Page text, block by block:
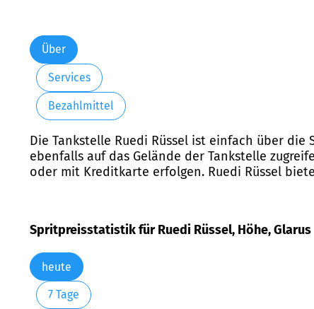
Über
Services
Bezahlmittel
Die Tankstelle Ruedi Rüssel ist einfach über
ebenfalls auf das Gelände der Tankstelle
oder mit Kreditkarte erfolgen. Ruedi Rüssel
Spritpreisstatistik für Ruedi Rüssel, Höhe, Glarus
heute
7 Tage